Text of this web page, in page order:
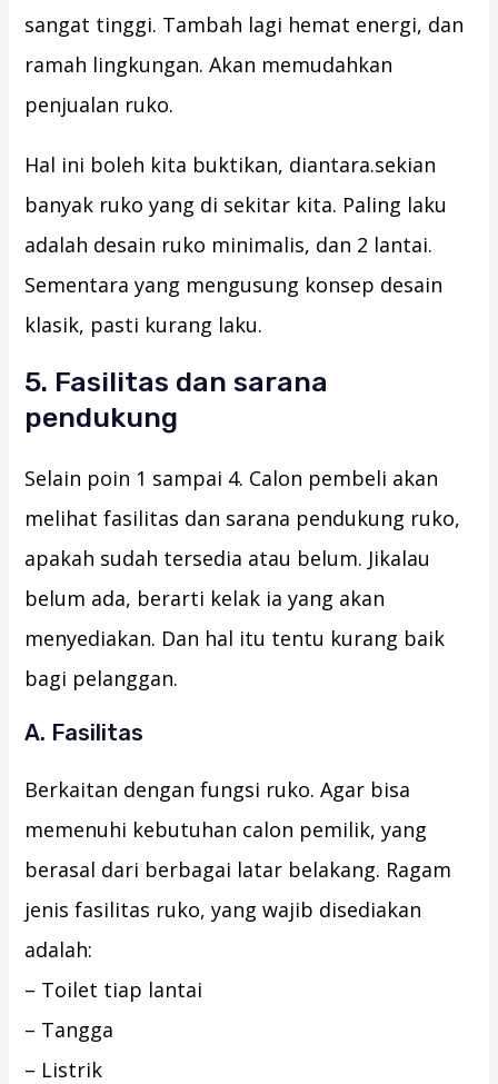
sangat tinggi. Tambah lagi hemat energi, dan
ramah lingkungan. Akan memudahkan
penjualan ruko.
Hal ini boleh kita buktikan, diantara.sekian
banyak ruko yang di sekitar kita. Paling laku
adalah desain ruko minimalis, dan 2 lantai.
Sementara yang mengusung konsep desain
klasik, pasti kurang laku.
5. Fasilitas dan sarana
pendukung
Selain poin 1 sampai 4. Calon pembeli akan
melihat fasilitas dan sarana pendukung ruko,
apakah sudah tersedia atau belum. Jikalau
belum ada, berarti kelak ia yang akan
menyediakan. Dan hal itu tentu kurang baik
bagi pelanggan.
A. Fasilitas
Berkaitan dengan fungsi ruko. Agar bisa
memenuhi kebutuhan calon pemilik, yang
berasal dari berbagai latar belakang. Ragam
jenis fasilitas ruko, yang wajib disediakan
adalah:
– Toilet tiap lantai
– Tangga
– Listrik